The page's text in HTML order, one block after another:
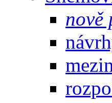
nově